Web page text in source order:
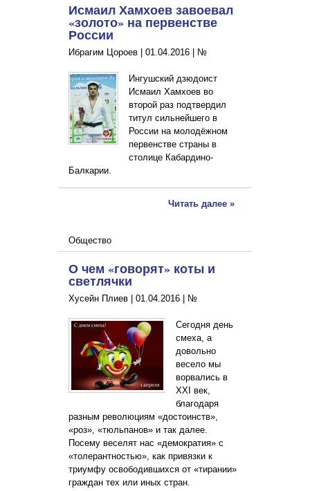
Исмаил Хамхоев завоевал
«золото» на первенстве
России
Ибрагим Цороев | 01.04.2016 №
Ингушский дзюдоист
Исмаил Хамхоев во
второй раз подтвердил
титул сильнейшего в
России на молодёжном
первенстве страны в
столице Кабардино-
Балкарии.
Читать далее »
Общество
О чем «говорят» коты и
светлячки
Хусейн Плиев | 01.04.2016 №
Сегодня день
смеха, а
довольно
весело мы
ворвались в
XXI век,
благодаря
разным революциям «достоинств»,
«роз», «тюльпанов» и так далее.
Посему веселят нас «демократия» с
«толерантностью», как привязки к
триумфу освободившихся от «тирании»
граждан тех или иных стран.